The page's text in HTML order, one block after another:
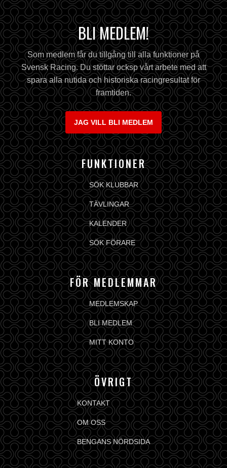
BLI MEDLEM!
Som medlem får du tillgång till alla funktioner på
Svensk Racing. Du stöttar ocksp vårt arbete med att
spara alla nutida och historiska racingresultat för
framtiden.
JAG VILL BLI MEDLEM
FUNKTIONER
SÖK KLUBBAR
TÄVLINGAR
KALENDER
SÖK FÖRARE
FÖR MEDLEMMAR
MEDLEMSKAP
BLI MEDLEM
MITT KONTO
ÖVRIGT
KONTAKT
OM OSS
BENGANS NÖRDSIDA